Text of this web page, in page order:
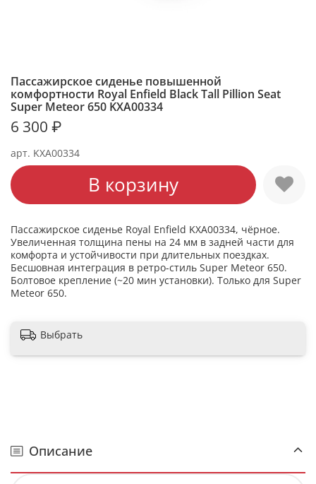
арт. KXA00334
Пассажирское сиденье повышенной
комфортности Royal Enfield Black Tall Pillion Seat
Super Meteor 650 KXA00334
6 300 ₽
В корзину
Пассажирское сиденье Royal Enfield KXA00334, чёрное.
Увеличенная толщина пены на 24 мм в задней части для
комфорта и устойчивости при длительных поездках.
Бесшовная интеграция в ретро-стиль Super Meteor 650.
Болтовое крепление (~20 мин установки). Только для Super
Meteor 650.
Выбрать
Описание